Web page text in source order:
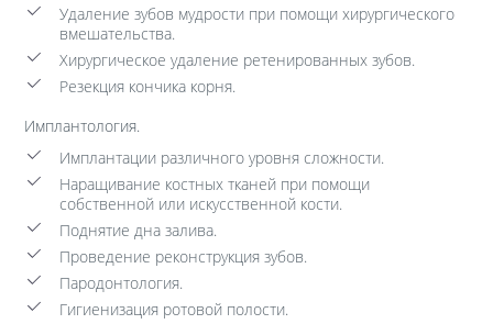
Удаление зубов мудрости при помощи хирургического
вмешательства.
Хирургическое удаление ретенированных зубов.
Резекция кончика корня.
Имплантология.
Имплантации различного уровня сложности.
Наращивание костных тканей при помощи
собственной или искусственной кости.
Поднятие дна залива.
Проведение реконструкция зубов.
Пародонтология.
Гигиенизация ротовой полости.